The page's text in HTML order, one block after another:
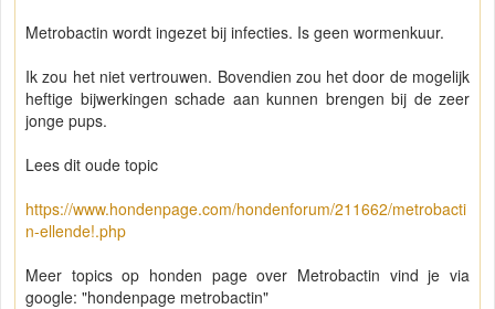
Metrobactin wordt ingezet bij infecties. Is geen wormenkuur.
Ik zou het niet vertrouwen. Bovendien zou het door de mogelijk
heftige bijwerkingen schade aan kunnen brengen bij de zeer
jonge pups.
Lees dit oude topic
https://www.hondenpage.com/hondenforum/211662/metrobacti
n-ellende!.php
Meer topics op honden page over Metrobactin vind je via
google: "hondenpage metrobactin"